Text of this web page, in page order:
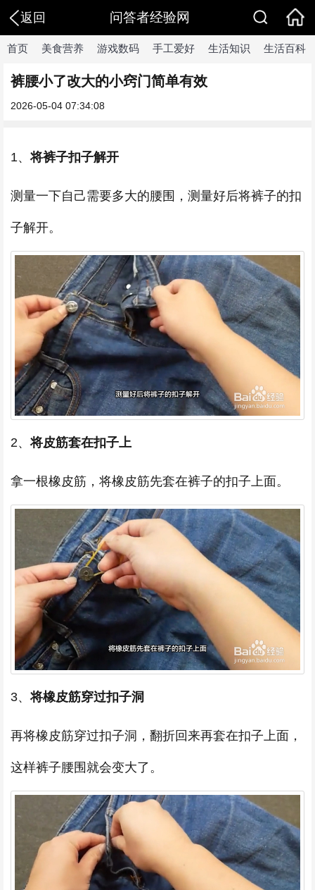
返回 问答者经验网
首页 美食营养 游戏数码 手工爱好 生活知识 生活百科
裤腰小了改大的小窍门简单有效
2026-05-04 07:34:08
1、 将裤子扣子解开
测量一下自己需要多大的腰围，测量好后将裤子的扣
子解开。
2、 将皮筋套在扣子上
拿一根橡皮筋，将橡皮筋先套在裤子的扣子上面。
3、 将橡皮筋穿过扣子洞
再将橡皮筋穿过扣子洞，翻折回来再套在扣子上面，
这样裤子腰围就会变大了。